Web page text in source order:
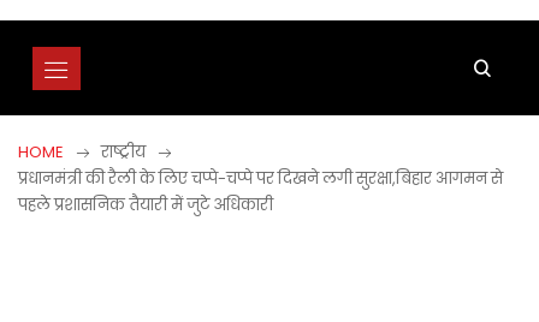
HOME
राष्ट्रीय
प्रधानमंत्री की रैली के लिए चप्पे-चप्पे पर दिखने लगी सुरक्षा,बिहार आगमन से
पहले प्रशासनिक तैयारी में जुटे अधिकारी